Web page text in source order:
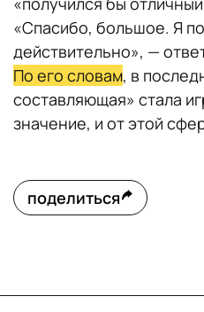
«Спасибо, большое. Я
действительно», —
По его словам, в
составляющая» стала
значение, и от этой
поделиться